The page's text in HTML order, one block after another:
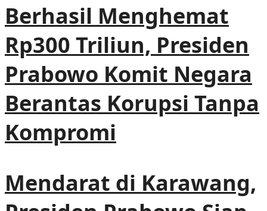
Berhasil Menghemat
Rp300 Triliun, Presiden
Prabowo Komit Negara
Berantas Korupsi Tanpa
Kompromi
Mendarat di Karawang,